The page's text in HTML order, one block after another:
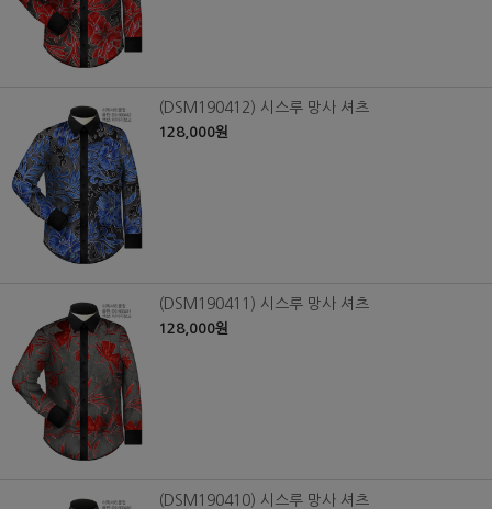
(DSM190412) 시스루 망사 셔츠
128,000원
(DSM190411) 시스루 망사 셔츠
128,000원
(DSM190410) 시스루 망사 셔츠